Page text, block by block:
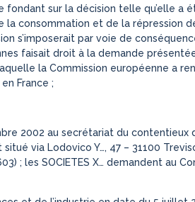
fondant sur la décision telle qu’elle a
consommation et de la répression
s’imposerait par voie de
faisait droit à la demande
la Commission européenne a
France ;
2002 au secrétariat du contentieux
situé via Lodovico Y…, 47 – 31100
; les SOCIETES X… demandent au